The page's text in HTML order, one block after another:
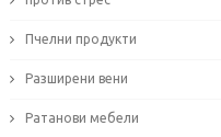
Пчелни продукти
Разширени вени
Ратанови мебели